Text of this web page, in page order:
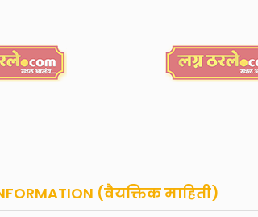
(वैयक्तिक माहिती)